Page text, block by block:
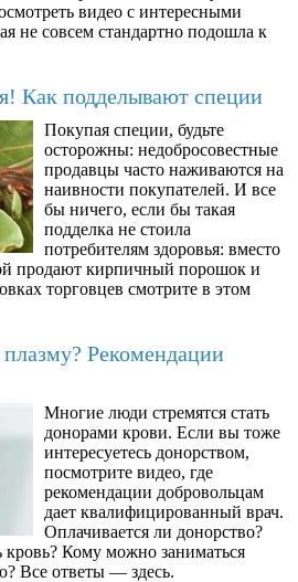
видео с интересными
не совсем стандартно подошла к
Как подделывают специи
Покупая специи, будьте
осторожны: недобросовестные
продавцы часто наживаются на
наивности покупателей. И все
бы ничего, если бы такая
подделка не стоила
потребителям здоровья: вместо
продают кирпичный порошок и
торговцев смотрите в этом
плазму? Рекомендации
Многие люди стремятся стать
донорами крови. Если вы тоже
интересуетесь донорством,
посмотрите видео, где
рекомендации добровольцам
дает квалифицированный врач.
Оплачивается ли донорство?
кровь? Кому можно заниматься
Все ответы — здесь.